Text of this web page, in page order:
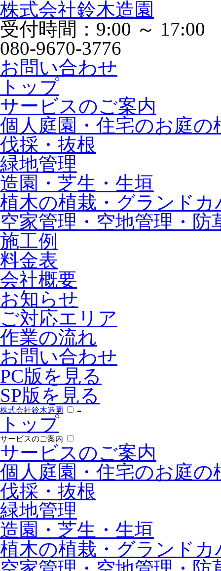
株式会社鈴木造園
受付時間：9:00 ～ 17:00
080-9670-3776
お問い合わせ
トップ
サービスのご案内
個人庭園・住宅のお庭の
伐採・抜根
緑地管理
造園・芝生・生垣
植木の植栽・グランドカ
空家管理・空地管理・防
施工例
料金表
会社概要
お知らせ
ご対応エリア
作業の流れ
お問い合わせ
PC版を見る
SP版を見る
株式会社鈴木造園 ≡
トップ
サービスのご案内
サービスのご案内
個人庭園・住宅のお庭の
伐採・抜根
緑地管理
造園・芝生・生垣
植木の植栽・グランドカ